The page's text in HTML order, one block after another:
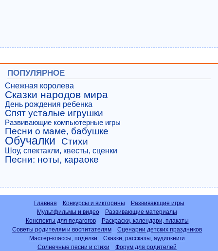
ПОПУЛЯРНОЕ
Снежная королева
Сказки народов мира
День рождения ребенка
Спят усталые игрушки
Развивающие компьютерные игры
Песни о маме, бабушке
Обучалки Стихи
Шоу, спектакли, квесты, сценки
Песни: ноты, караоке
Главная Конкурсы и викторины
Развивающие игры
Мультфильмы и видео
Развивающие материалы
Конспекты для педагогов
Раскраски, календари, плакаты
Советы родителям и воспитателям
Сценарии детских праздников
Мастер-классы, поделки
Сказки, рассказы, аудиокниги
Солнечные песни и стихи
Форум для родителей